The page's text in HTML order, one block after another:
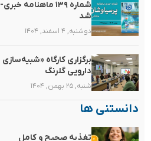
شماره ۱۳۹
شد
دوشنبه, ۴ اسفند, ۱۴۰۴
برگزاری کارگاه
دارویی گلرنگ
شنبه, ۲۵ بهمن, ۱۴۰۴
دانستنی ها
تغذیه صحیح و کامل